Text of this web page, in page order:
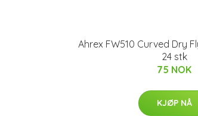
Ahrex FW510 Curved Dry
24 stk
75 NOK
KJØP NÅ